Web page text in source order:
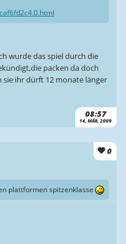
08:57
14. MÄR. 2009
wurde das spiel durch die
packen da doch
ihr dürft 12 monate länger
0
plattformen spitzenklasse